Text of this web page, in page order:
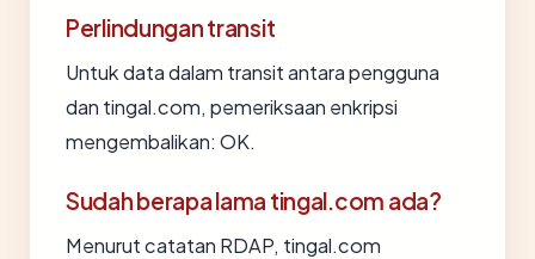
Perlindungan transit
Untuk data dalam transit antara pengguna
dan tingal.com, pemeriksaan enkripsi
mengembalikan: OK.
Sudah berapa lama tingal.com ada?
Menurut catatan RDAP, tingal.com